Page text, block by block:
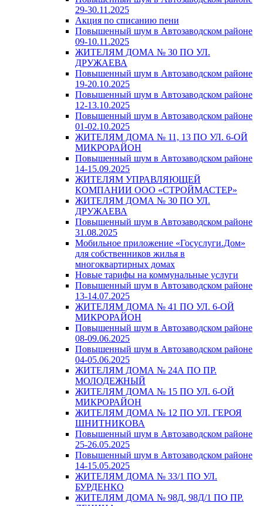
29-30.11.2025
Акция по списанию пени
Повышенный шум в Автозаводском районе
09-10.11.2025
ЖИТЕЛЯМ ДОМА № 30 ПО УЛ.
ДРУЖАЕВА
Повышенный шум в Автозаводском районе
19-20.10.2025
Повышенный шум в Автозаводском районе
12-13.10.2025
Повышенный шум в Автозаводском районе
01-02.10.2025
ЖИТЕЛЯМ ДОМА № 11, 13 ПО УЛ. 6-ОЙ
МИКРОРАЙОН
Повышенный шум в Автозаводском районе
14-15.09.2025
ЖИТЕЛЯМ УПРАВЛЯЮЩЕЙ
КОМПАНИИ ООО «СТРОЙМАСТЕР»
ЖИТЕЛЯМ ДОМА № 30 ПО УЛ.
ДРУЖАЕВА
Повышенный шум в Автозаводском районе
31.08.2025
Мобильное приложение «Госуслуги.Дом»
для собственников жилья в
многоквартирных домах
Новые тарифы на коммунальные услуги
Повышенный шум в Автозаводском районе
13-14.07.2025
ЖИТЕЛЯМ ДОМА № 41 ПО УЛ. 6-ОЙ
МИКРОРАЙОН
Повышенный шум в Автозаводском районе
08-09.06.2025
Повышенный шум в Автозаводском районе
04-05.06.2025
ЖИТЕЛЯМ ДОМА № 24А ПО ПР.
МОЛОДЕЖНЫЙ
ЖИТЕЛЯМ ДОМА № 15 ПО УЛ. 6-ОЙ
МИКРОРАЙОН
ЖИТЕЛЯМ ДОМА № 12 ПО УЛ. ГЕРОЯ
ШНИТНИКОВА
Повышенный шум в Автозаводском районе
25-26.05.2025
Повышенный шум в Автозаводском районе
14-15.05.2025
ЖИТЕЛЯМ ДОМА № 33/1 ПО УЛ.
БУРДЕНКО
ЖИТЕЛЯМ ДОМА № 98Д, 98Д/1 ПО ПР.